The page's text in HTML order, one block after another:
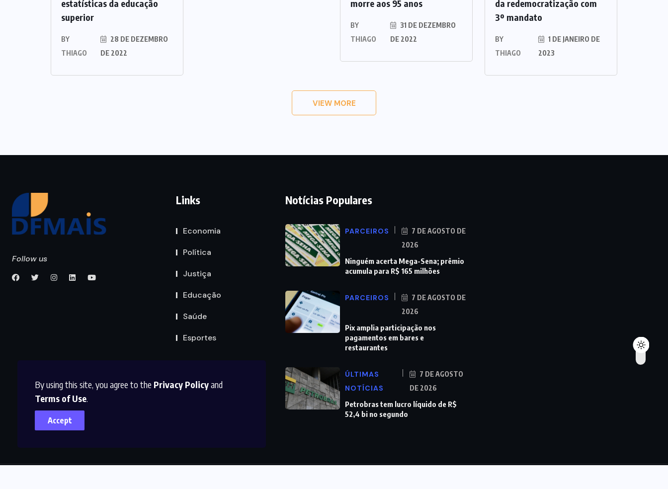
By using this site, you agree to the Privacy Policyand
Terms of Use.
Accept
estatísticas da educação
superior
BY
THIAGO
28 DE DEZEMBRO
DE 2022
morre aos 95 anos
BY
THIAGO
31 DE DEZEMBRO
DE 2022
da redemocratização com
3º mandato
BY
THIAGO
1 DE JANEIRO DE
2023
VIEW MORE
Follow us
Links
Economia
Política
Justiça
Educação
Saúde
Esportes
Notícias Populares
PARCEIROS
7 DE AGOSTO DE
2026
Ninguém acerta Mega-Sena; prêmio
acumula para R$ 165 milhões
PARCEIROS
7 DE AGOSTO DE
2026
Pix amplia participação nos
pagamentos em bares e
restaurantes
ÚLTIMAS
NOTÍCIAS
7 DE AGOSTO
DE 2026
Petrobras tem lucro líquido de R$
52,4 bi no segundo